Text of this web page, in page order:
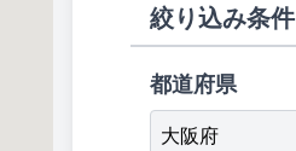
絞り込み条件
都道府県
大阪府